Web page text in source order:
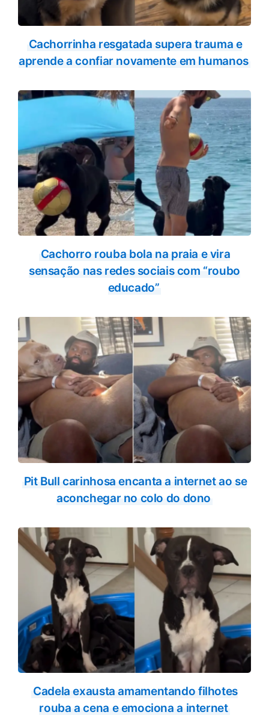
Cachorrinha resgatada supera trauma e
aprende a confiar novamente em humanos
Cachorro rouba bola na praia e vira
sensação nas redes sociais com “roubo
educado”
Pit Bull carinhosa encanta a internet ao se
aconchegar no colo do dono
Cadela exausta amamentando filhotes
rouba a cena e emociona a internet